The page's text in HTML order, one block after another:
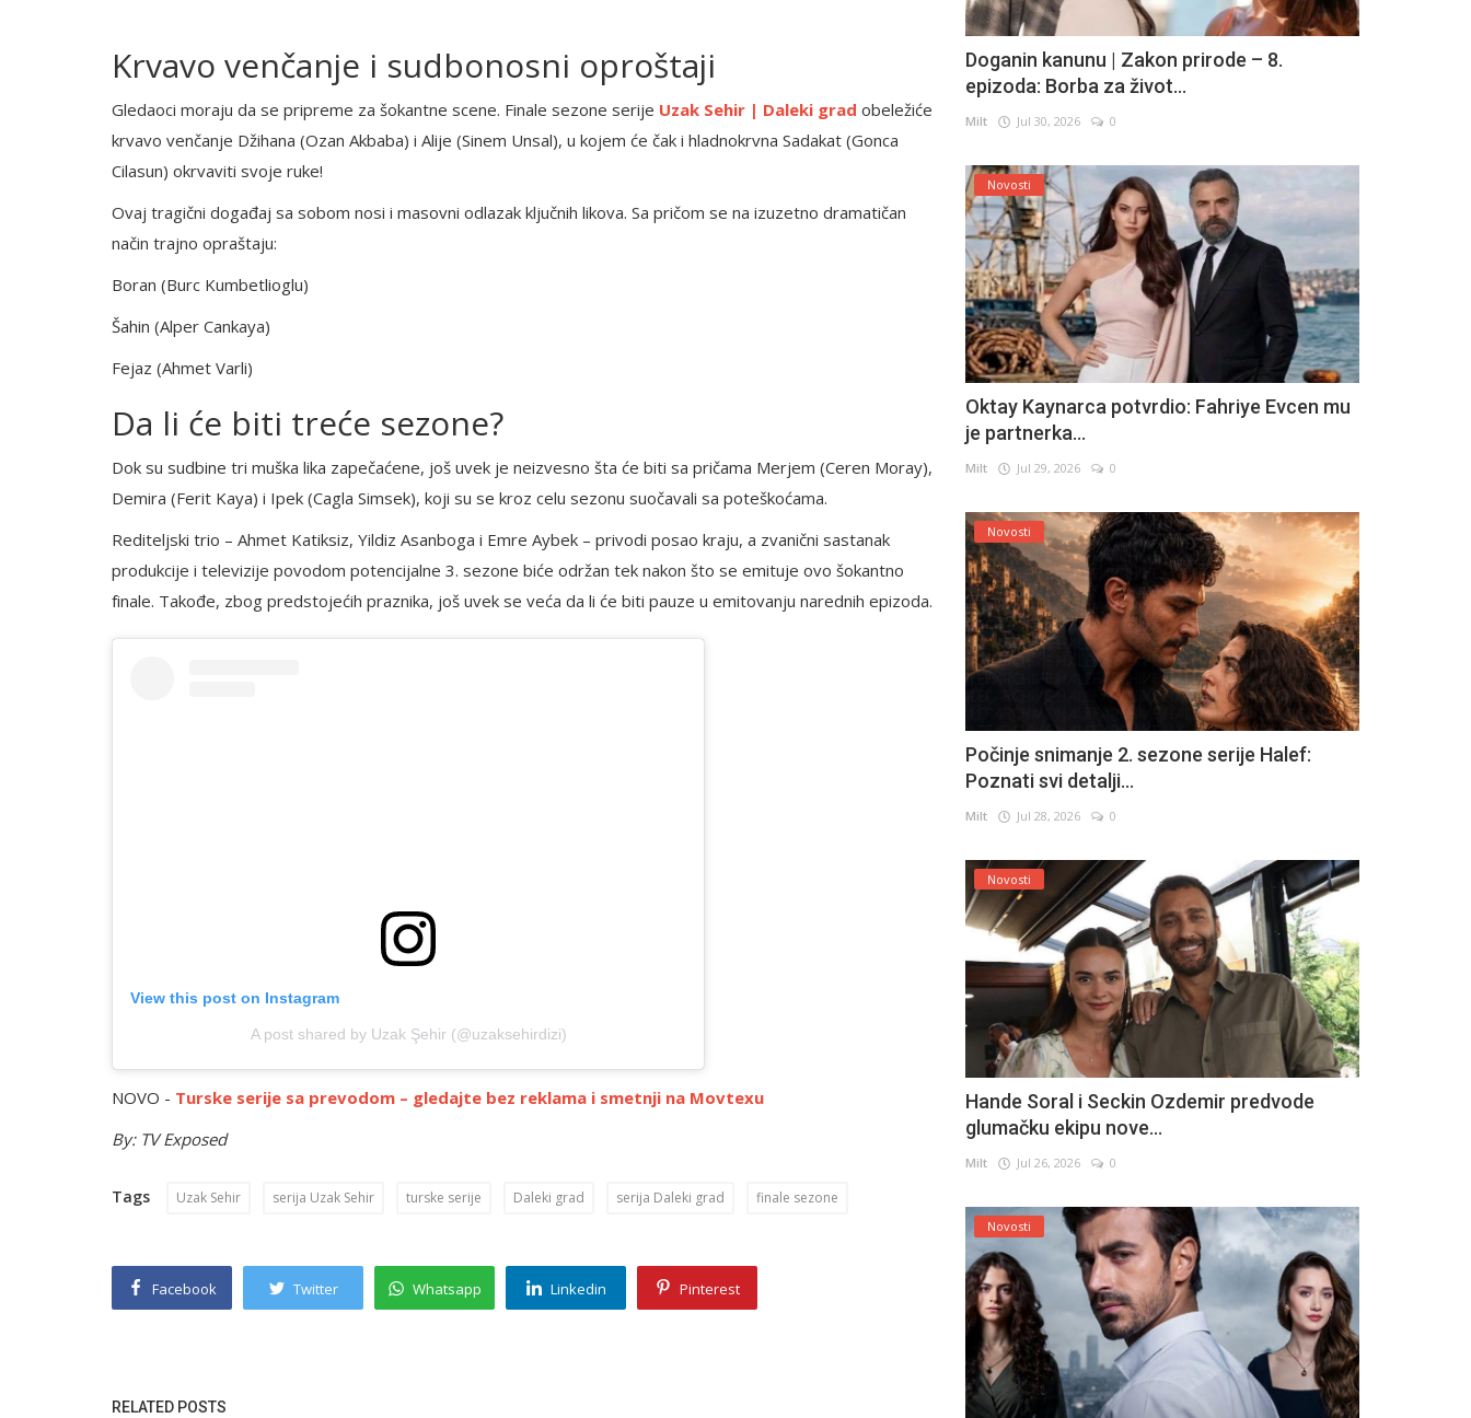
Krvavo venčanje i sudbonosni oproštaji
Gledaoci moraju da se pripreme za šokantne scene. Finale sezone serije Uzak Sehir | Daleki grad obeležiće
krvavo venčanje Džihana (Ozan Akbaba) i Alije (Sinem Unsal), u kojem će čak i hladnokrvna Sadakat (Gonca
Cilasun) okrvaviti svoje ruke!
Ovaj tragični događaj sa sobom nosi i masovni odlazak ključnih likova. Sa pričom se na izuzetno dramatičan
način trajno opraštaju:
Boran (Burc Kumbetlioglu)
Šahin (Alper Cankaya)
Fejaz (Ahmet Varli)
Da li će biti treće sezone?
Dok su sudbine tri muška lika zapečaćene, još uvek je neizvesno šta će biti sa pričama Merjem (Ceren Moray),
Demira (Ferit Kaya) i Ipek (Cagla Simsek), koji su se kroz celu sezonu suočavali sa poteškoćama.
Rediteljski trio – Ahmet Katiksiz, Yildiz Asanboga i Emre Aybek – privodi posao kraju, a zvanični sastanak
produkcije i televizije povodom potencijalne 3. sezone biće održan tek nakon što se emituje ovo šokantno
finale. Takođe, zbog predstojećih praznika, još uvek se veća da li će biti pauze u emitovanju narednih epizoda.
View this post on Instagram
A post shared by Uzak Şehir (@uzaksehirdizi)
NOVO - Turske serije sa prevodom – gledajte bez reklama i smetnji na Movtexu
By: TV Exposed
Tags Uzak Sehir serija Uzak Sehir turske serije Daleki grad serija Daleki grad finale sezone
Facebook Twitter Whatsapp Linkedin Pinterest
RELATED POSTS
Doganin kanunu | Zakon prirode – 8.
epizoda: Borba za život...
Milt Jul 30, 2026 0
Novosti
Oktay Kaynarca potvrdio: Fahriye Evcen mu
je partnerka...
Milt Jul 29, 2026 0
Novosti
Počinje snimanje 2. sezone serije Halef:
Poznati svi detalji...
Milt Jul 28, 2026 0
Novosti
Hande Soral i Seckin Ozdemir predvode
glumačku ekipu nove...
Milt Jul 26, 2026 0
Novosti